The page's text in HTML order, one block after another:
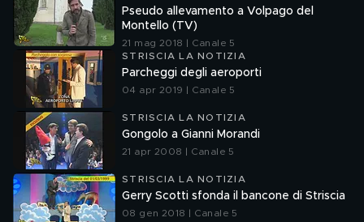
Pseudo allevamento a Volpago del
Montello (TV)
21 mag 2018 | Canale 5
STRISCIA LA NOTIZIA
Parcheggi degli aeroporti
04 apr 2019 | Canale 5
STRISCIA LA NOTIZIA
Gongolo a Gianni Morandi
21 apr 2008 | Canale 5
STRISCIA LA NOTIZIA
Gerry Scotti sfonda il bancone di Striscia
08 gen 2018 | Canale 5